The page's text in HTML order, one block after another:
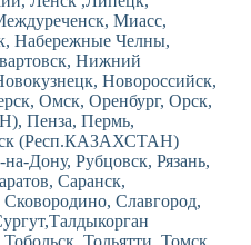
Миасс,
Набережные Челны,
Нижний
Новороссийск,
Омск, Оренбург, Орск,
Пенза, Пермь,
(Респ.КАЗАХСТАН)
Дону, Рубцовск, Рязань,
Саранск,
Славгород,
Тольятти, Томск,